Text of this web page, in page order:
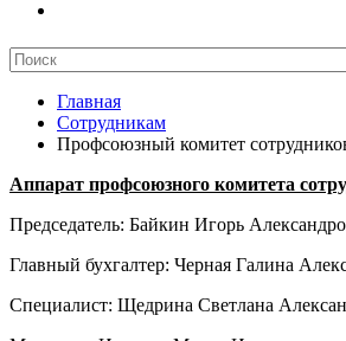
Главная
Сотрудникам
Профсоюзный комитет
Аппарат профсоюзного комитета
Председатель: Байкин Игорь
Главный бухгалтер: Черная Галина
Специалист: Щедрина Светлана